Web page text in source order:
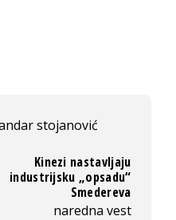
stojanović
Kinezi nastavljaju
industrijsku „opsadu“
Smedereva
naredna vest